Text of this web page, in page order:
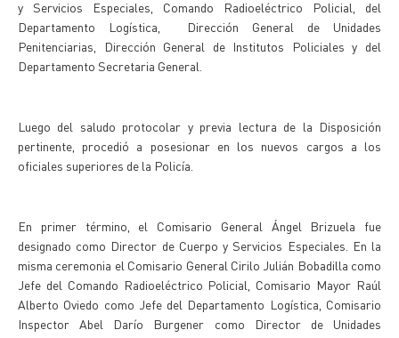
y Servicios Especiales, Comando Radioeléctrico Policial, del
Departamento Logística, Dirección General de Unidades
Penitenciarias, Dirección General de Institutos Policiales y del
Departamento Secretaria General.
Luego del saludo protocolar y previa lectura de la Disposición
pertinente, procedió a posesionar en los nuevos cargos a los
oficiales superiores de la Policía.
En primer término, el Comisario General Ángel Brizuela fue
designado como Director de Cuerpo y Servicios Especiales. En la
misma ceremonia el Comisario General Cirilo Julián Bobadilla como
Jefe del Comando Radioeléctrico Policial, Comisario Mayor Raúl
Alberto Oviedo como Jefe del Departamento Logística, Comisario
Inspector Abel Darío Burgener como Director de Unidades